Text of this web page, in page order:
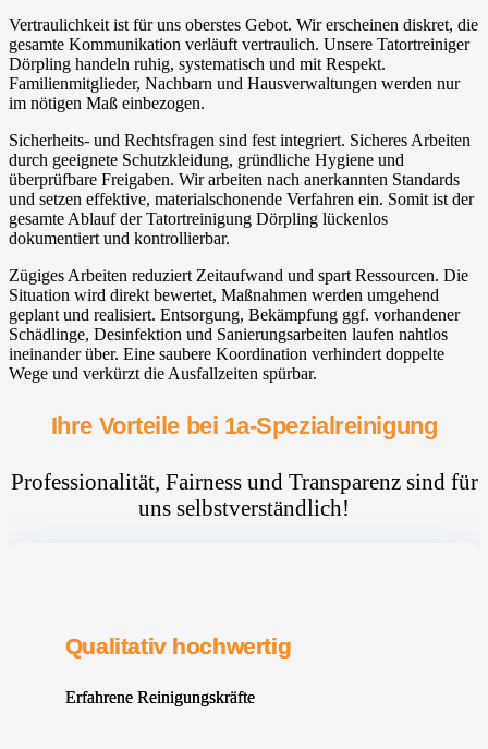
Vertraulichkeit ist für uns oberstes Gebot. Wir erscheinen diskret, die
gesamte Kommunikation verläuft vertraulich. Unsere Tatortreiniger
Dörpling handeln ruhig, systematisch und mit Respekt.
Familienmitglieder, Nachbarn und Hausverwaltungen werden nur
im nötigen Maß einbezogen.
Sicherheits- und Rechtsfragen sind fest integriert. Sicheres Arbeiten
durch geeignete Schutzkleidung, gründliche Hygiene und
überprüfbare Freigaben. Wir arbeiten nach anerkannten Standards
und setzen effektive, materialschonende Verfahren ein. Somit ist der
gesamte Ablauf der Tatortreinigung Dörpling lückenlos
dokumentiert und kontrollierbar.
Zügiges Arbeiten reduziert Zeitaufwand und spart Ressourcen. Die
Situation wird direkt bewertet, Maßnahmen werden umgehend
geplant und realisiert. Entsorgung, Bekämpfung ggf. vorhandener
Schädlinge, Desinfektion und Sanierungsarbeiten laufen nahtlos
ineinander über. Eine saubere Koordination verhindert doppelte
Wege und verkürzt die Ausfallzeiten spürbar.
Ihre Vorteile bei 1a-Spezialreinigung
Professionalität, Fairness und Transparenz sind für
uns selbstverständlich!
Qualitativ hochwertig
Erfahrene Reinigungskräfte